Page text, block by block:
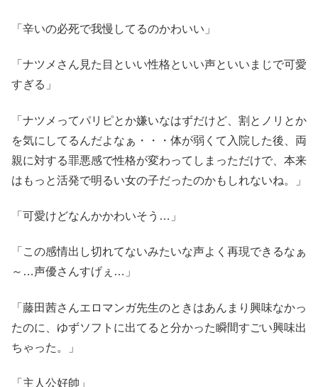
「辛いの必死で我慢してるのかわいい」
「ナツメさん見た目といい性格といい声といいまじで可愛
すぎる」
「ナツメってパリピとか嫌いなはずだけど、割とノリとか
を気にしてるんだよなぁ・・・体が弱くて入院した後、両
親に対する罪悪感で性格が変わってしまっただけで、本来
はもっと活発で明るい女の子だったのかもしれないね。」
「可愛けどなんかかわいそう…」
「この感情出し切れてないみたいな声よく再現できるなぁ
～…声優さんすげぇ…」
「藤田茜さんエロマンガ先生のときはあんまり興味なかっ
たのに、ゆずソフトに出てると分かった瞬間すごい興味出
ちゃった。」
「主人公好帥」